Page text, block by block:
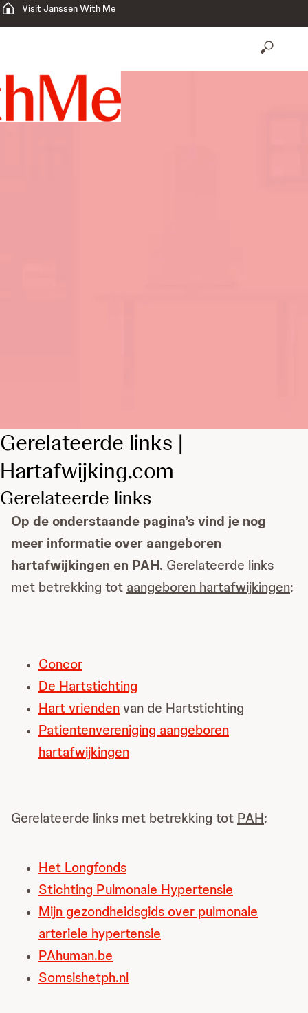
Visit Janssen With Me
Gerelateerde links |
Hartafwijking.com
Gerelateerde links
Op de onderstaande pagina’s vind je nog
meer informatie over aangeboren
hartafwijkingen en PAH. Gerelateerde links
met betrekking tot aangeboren hartafwijkingen:
Concor
De Hartstichting
Hart vriendenvan de Hartstichting
Patientenvereniging aangeboren
hartafwijkingen
Gerelateerde links met betrekking tot PAH:
Het Longfonds
Stichting Pulmonale Hypertensie
Mijn gezondheidsgids over pulmonale
arteriele hypertensie
PAhuman.be
Somsishetph.nl